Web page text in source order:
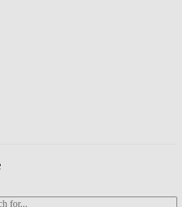
page content. Press Escape to close the